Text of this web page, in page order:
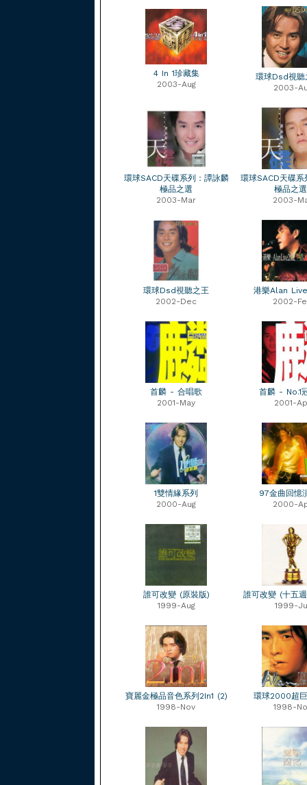
4 In 1珍藏集
2003-Aug
環球Dsd視
2003-
環球SACD天碟系列：譚詠麟
極品之選
2003-Mar
環球SACD天碟系
極品之
2003-
環球Dsd視聽之王
2002-Dec
港樂Alan
2002-
首麟 - 合唱歌
2001-May
首麟 - No.1
2001-
1雙情緣系列
2000-Aug
97金曲回憶
2000-
誰可改變 (原裝版)
1999-Aug
誰可改變 (十五
1999-
寶麗金極品音色系列2In1 (2)
1998-Nov
環球2000超
1998-